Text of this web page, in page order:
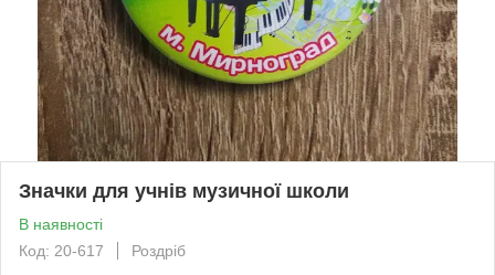
Значки для учнів музичної школи
В наявності
Код: 20-617
Роздріб